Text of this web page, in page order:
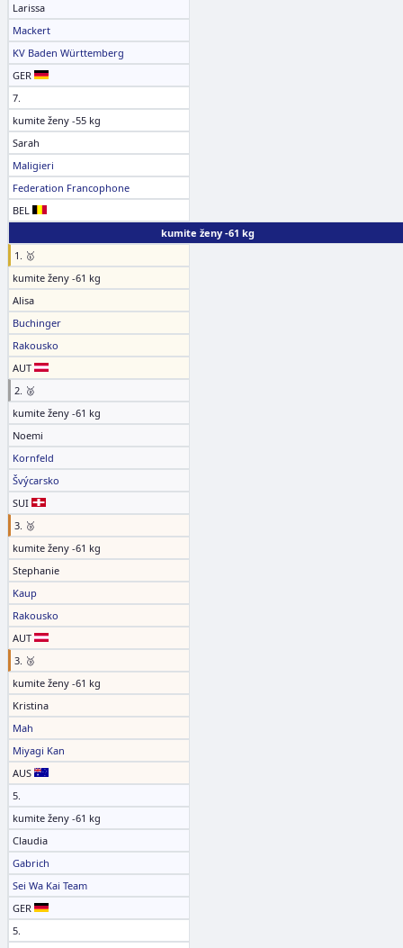
Larissa
Mackert
KV Baden Württemberg
GER
7.
kumite ženy -55 kg
Sarah
Maligieri
Federation Francophone
BEL
kumite ženy -61 kg
1. 🥇
kumite ženy -61 kg
Alisa
Buchinger
Rakousko
AUT
2. 🥈
kumite ženy -61 kg
Noemi
Kornfeld
Švýcarsko
SUI
3. 🥉
kumite ženy -61 kg
Stephanie
Kaup
Rakousko
AUT
3. 🥉
kumite ženy -61 kg
Kristina
Mah
Miyagi Kan
AUS
5.
kumite ženy -61 kg
Claudia
Gabrich
Sei Wa Kai Team
GER
5.